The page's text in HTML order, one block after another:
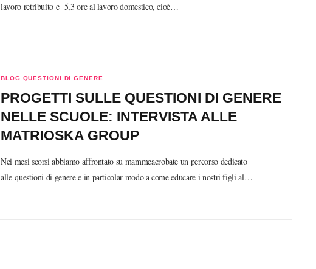
lavoro retribuito e 5,3 ore al lavoro domestico, cioè…
BLOG QUESTIONI DI GENERE
PROGETTI SULLE QUESTIONI DI GENERE
NELLE SCUOLE: INTERVISTA ALLE
MATRIOSKA GROUP
Nei mesi scorsi abbiamo affrontato su mammeacrobate un percorso dedicato
alle questioni di genere e in particolar modo a come educare i nostri figli al…